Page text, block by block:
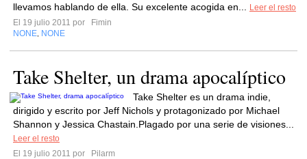
llevamos hablando de ella. Su excelente acogida en...
Leer el resto
El 19 julio 2011 por
Fimin
NONE NONE
Take Shelter, un drama apocalíptico
Take Shelter es un drama indie,
dirigido y escrito por Jeff Nichols y protagonizado por Michael
Shannon y Jessica Chastain.Plagado por una serie de visiones...
Leer el resto
El 19 julio 2011 por
Pilarm